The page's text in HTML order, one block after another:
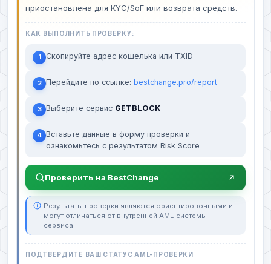
приостановлена для KYC/SoF или возврата средств.
КАК ВЫПОЛНИТЬ ПРОВЕРКУ:
1 Скопируйте адрес кошелька или TXID
2 Перейдите по ссылке: bestchange.pro/report
3 Выберите сервис GETBLOCK
4 Вставьте данные в форму проверки и
ознакомьтесь с результатом Risk Score
Проверить на BestChange
Результаты проверки являются ориентировочными и
могут отличаться от внутренней AML-системы
сервиса.
ПОДТВЕРДИТЕ ВАШ СТАТУС AML-ПРОВЕРКИ